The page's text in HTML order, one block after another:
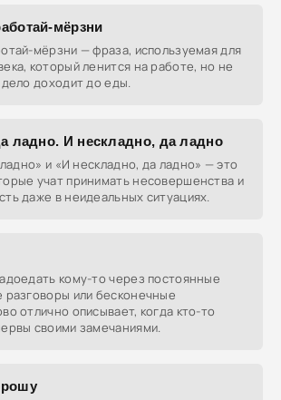
мёрзни
мёрзни — фраза, используемая для
который ленится на работе, но не
дело доходит до еды.
ладно. И нескладно, да ладно
и «И нескладно, да ладно» — это
учат принимать несовершенства и
даже в неидеальных ситуациях.
кому-то через постоянные
разговоры или бесконечные
отлично описывает, когда кто-то
своими замечаниями.